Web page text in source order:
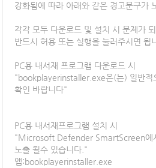
강화됨에 따라 아래와 같은 경고문구가
각각 모두 다운로드 및 설치 시 문제가
반드시 허용 또는 실행을 눌러주시면 됩
PC용 내서재 프로그램 다운로드 시
"bookplayerinstaller.exe은(는) 일반적
확인 바랍니다"
PC용 내서재프로그램 설치 시
"Microsoft Defender SmartScreen에
노출 될수 있습니다."
앱:bookplayerinstaller.exe